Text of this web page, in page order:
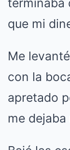
terminaba
que mi
Me
con la
apretado
me